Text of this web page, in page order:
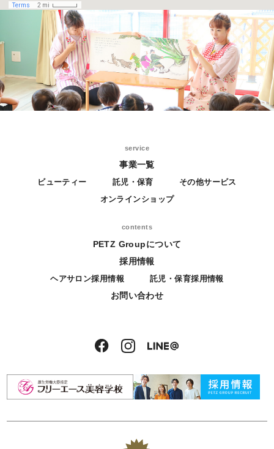
service
事業一覧
ビューティー 託児・保育
その他サービス
オンラインショップ
contents
PETZ Groupについて
採用情報
ヘアサロン採用情報 託児・保育採用情報
お問い合わせ